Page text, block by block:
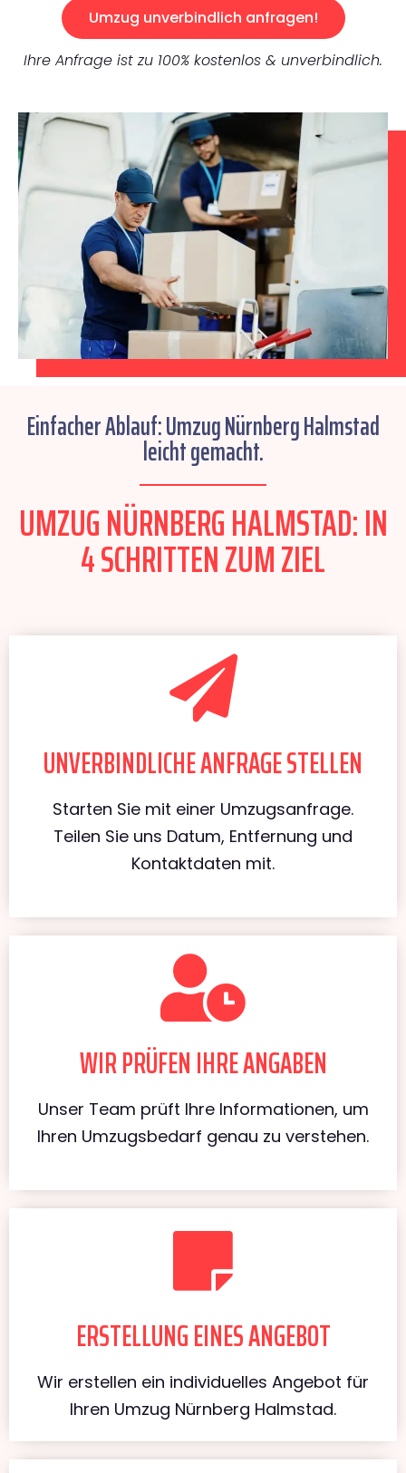
Umzug unverbindlich anfragen!
Ihre Anfrage ist zu 100% kostenlos & unverbindlich.
Einfacher Ablauf: Umzug Nürnberg Halmstad
leicht gemacht.
UMZUG NÜRNBERG HALMSTAD: IN
4 SCHRITTEN ZUM ZIEL
UNVERBINDLICHE ANFRAGE STELLEN
Starten Sie mit einer Umzugsanfrage.
Teilen Sie uns Datum, Entfernung und
Kontaktdaten mit.
WIR PRÜFEN IHRE ANGABEN
Unser Team prüft Ihre Informationen, um
Ihren Umzugsbedarf genau zu verstehen.
ERSTELLUNG EINES ANGEBOT
Wir erstellen ein individuelles Angebot für
Ihren Umzug Nürnberg Halmstad.